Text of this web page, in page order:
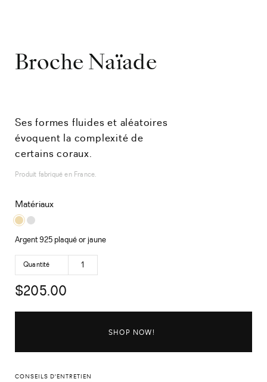
Broche Naïade
Ses formes fluides et aléatoires
évoquent la complexité de
certains coraux.
Produit fabriqué en France.
Matériaux
Argent 925 plaqué or jaune
$205.00
Quantité
SHOP NOW!
CONSEILS D'ENTRETIEN